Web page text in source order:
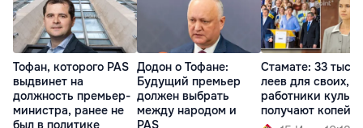
Тофан, которого PAS
выдвинет на
должность премьер-
министра, ранее не
был в политике
Додон о Тофане:
Будущий премьер
должен выбрать
между народом и
PAS
Стамате: 33
леев для своих, а
работники
получают